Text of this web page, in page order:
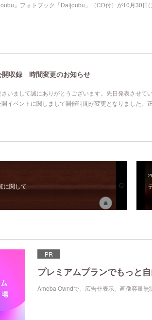
』フォトブック「Daijoubu」（CD付）が10月30日
開収録 時間変更のお知らせ
いまして誠にありがとうございます。先日発表させて
イベントに関しまして開催時間が変更となりました。
に関して
PR
プレミアムプランでもっと
Ameba Owndで、広告非表示、画像容量無